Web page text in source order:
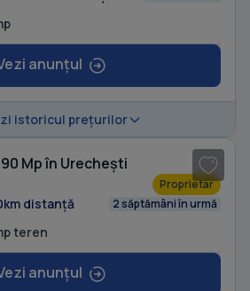
anunțul
istoricul prețurilor
Mp în Urechești
Proprietar
distanță 2 săptămâni în urmă
teren
anunțul